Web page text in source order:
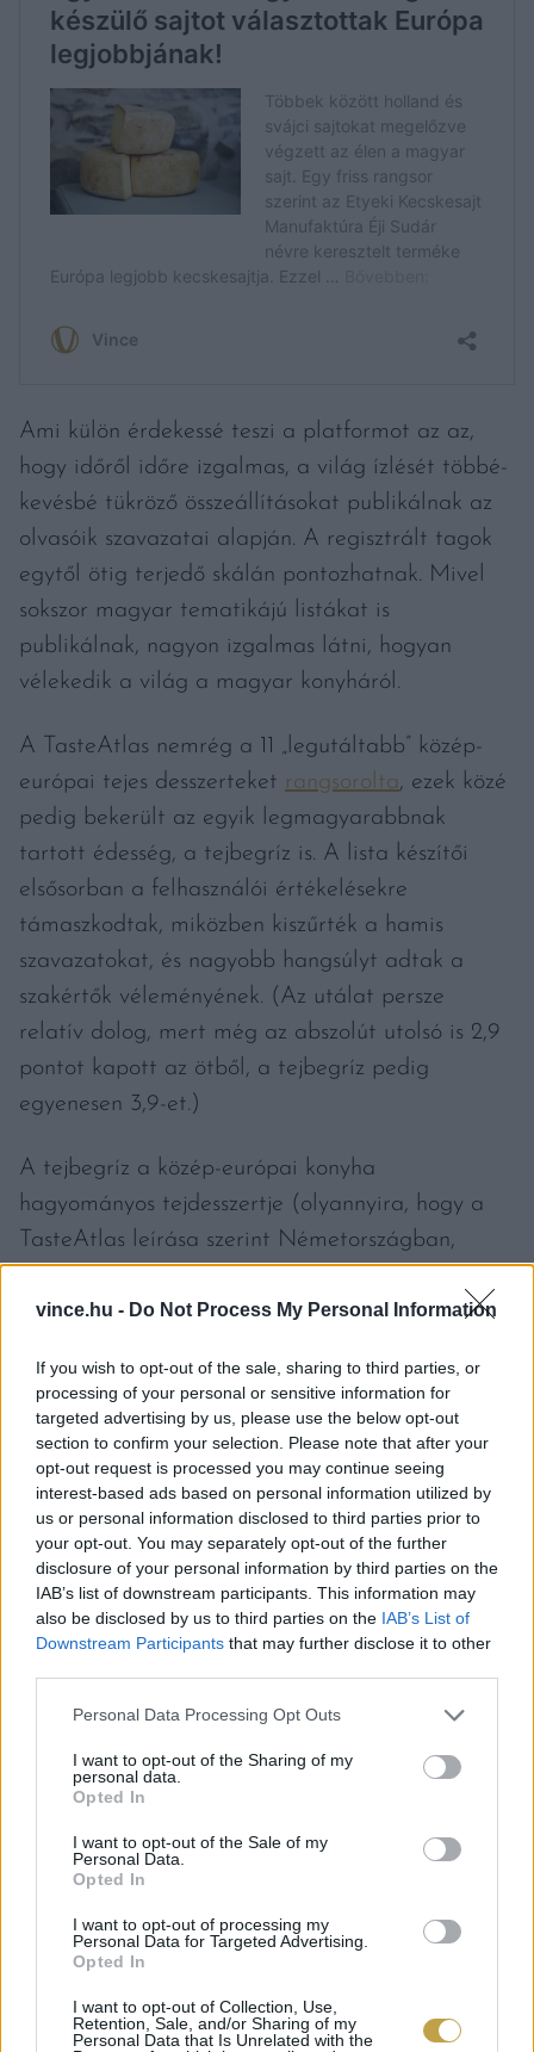
vince.hu - Do Not Process My Personal Information
If you wish to opt-out of the sale, sharing to third parties, or
processing of your personal or sensitive information for
targeted advertising by us, please use the below opt-out
section to confirm your selection. Please note that after your
opt-out request is processed you may continue seeing
interest-based ads based on personal information utilized by
us or personal information disclosed to third parties prior to
your opt-out. You may separately opt-out of the further
disclosure of your personal information by third parties on the
IAB’s list of downstream participants. This information may
also be disclosed by us to third parties on the IAB’s List of
Downstream Participants that may further disclose it to other
Please note that this website/app uses one or more Google
not limited to your visit or usage behaviour. You may click to
grant or deny consent to Google and its third-party tags to
use your data for below specified purposes in below Google
consent section.
Personal Data Processing Opt Outs
I want to opt-out of the Sharing of my
personal data.
Opted In
I want to opt-out of the Sale of my
Personal Data.
Opted In
I want to opt-out of processing my
Personal Data for Targeted Advertising.
Opted In
I want to opt-out of Collection, Use,
Retention, Sale, and/or Sharing of my
Personal Data that Is Unrelated with the
Ami külön érdekessé teszi a platformot az az,
hogy időről időre izgalmas, a világ ízlését többé-
kevésbé tükröző összeállításokat publikálnak az
olvasóik szavazatai alapján. A regisztrált tagok
egytől ötig terjedő skálán pontozhatnak. Mivel
sokszor magyar tematikájú listákat is
publikálnak, nagyon izgalmas látni, hogyan
vélekedik a világ a magyar konyháról.
A TasteAtlas nemrég a 11 „legutáltabb” közép-
európai tejes desszerteket rangsorolta, ezek közé
pedig bekerült az egyik legmagyarabbnak
tartott édesség, a tejbegríz is. A lista készítői
elsősorban a felhasználói értékelésekre
támaszkodtak, miközben kiszűrték a hamis
szavazatokat, és nagyobb hangsúlyt adtak a
szakértők véleményének. (Az utálat persze
relatív dolog, mert még az abszolút utolsó is 2,9
pontot kapott az ötből, a tejbegríz pedig
egyenesen 3,9-et.)
A tejbegríz a közép-európai konyha
hagyományos tejdesszertje (olyannyira, hogy a
TasteAtlas leírása szerint Németországban,
Szlovákiában is eszik). Tejből, búzadarából és
vaníliával szórják meg. Magyarországon kívül
állítólag tipikusan reggelire fogyasztják, gyakran
friss gyümölcsökkel, például cseresznyével,
eperrel, barackkal, körtével vagy almával
gazdagítva. Hazánkban inkább déltájban kerül
az asztalra, az iskolai menzák egyik
elhagyhatatlan fogása, a gyerekek abszolút
kedvence. Ha kipróbálnánk a tejbegríz egykor
különleges változatát, ebben a cikkben
mutatjuk